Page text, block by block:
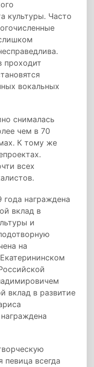
культуры. Часто
проходит
вокальных
снималась
чем в 70
К тому же
всех
награждена
вклад в
и
на
вклад в развитие
всегда